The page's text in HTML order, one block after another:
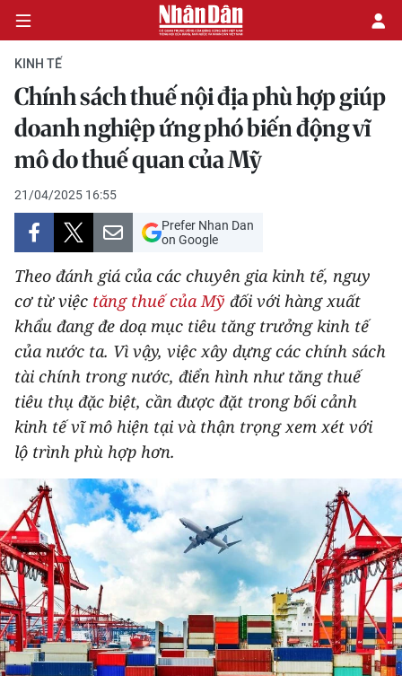
CHÍNH TRỊ
KINH TẾ
VĂN HÓA
XÃ HỘI
PHÁP LUẬT
DU LỊCH
THẾ GIỚI
THỂ THAO
GIÁO DỤC
Y TẾ
KHOA HỌC - CÔNG NGHỆ
MÔI TRƯỜNG
BẠN ĐỌC
KINH TẾ
Chính sách thuế nội địa phù hợp giúp
doanh nghiệp ứng phó biến động vĩ
mô do thuế quan của Mỹ
21/04/2025 16:55
Prefer Nhan Dan
on Google
Theo đánh giá của các chuyên gia kinh tế, nguy
cơ từ việc tăng thuế của Mỹ đối với hàng xuất
khẩu đang đe doạ mục tiêu tăng trưởng kinh tế
của nước ta. Vì vậy, việc xây dựng các chính sách
tài chính trong nước, điển hình như tăng thuế
tiêu thụ đặc biệt, cần được đặt trong bối cảnh
kinh tế vĩ mô hiện tại và thận trọng xem xét với
lộ trình phù hợp hơn.